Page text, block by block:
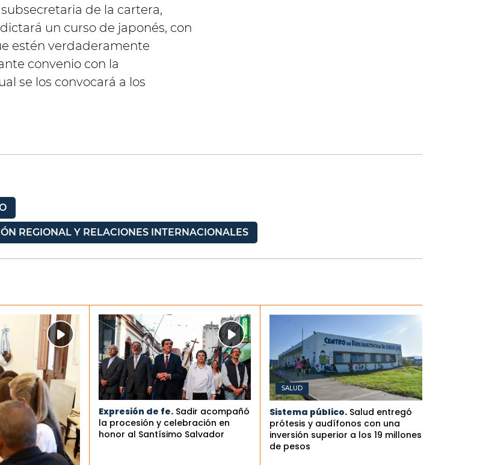
de la cartera,
un curso de japonés, con
estén verdaderamente
convenio con la
se los convocará a los
REGIONAL Y RELACIONES INTERNACIONALES
Expresión de fe. Sadir acompañó
la procesión y celebración en
honor al Santísimo Salvador
SALUD
Sistema público. Salud entregó
prótesis y audífonos con una
inversión superior a los 19 millones
de pesos